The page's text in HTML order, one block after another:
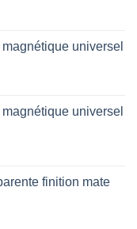
universel
universel
finition mate